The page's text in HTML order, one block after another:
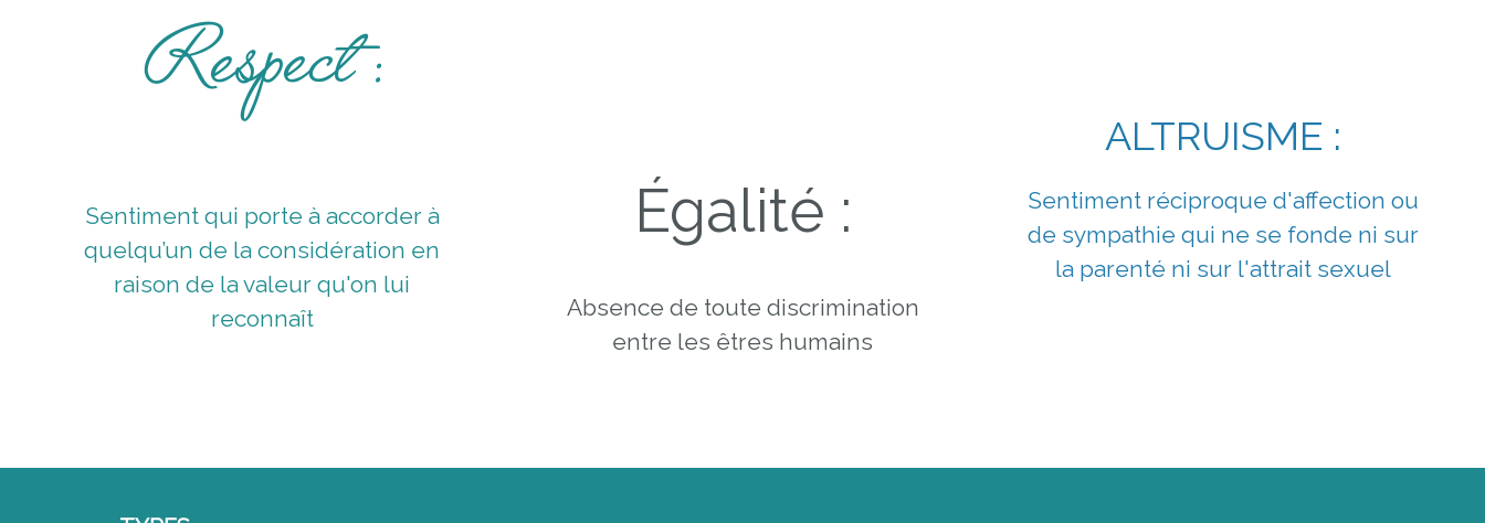
Respect :
Sentiment qui porte à accorder à
quelqu’un de la considération en
raison de la valeur qu'on lui
reconnaît
Égalité :
Absence de toute discrimination
entre les êtres humains
ALTRUISME :
Sentiment réciproque d'affection ou
de sympathie qui ne se fonde ni sur
la parenté ni sur l'attrait sexuel
Bienveillance Serviabilité